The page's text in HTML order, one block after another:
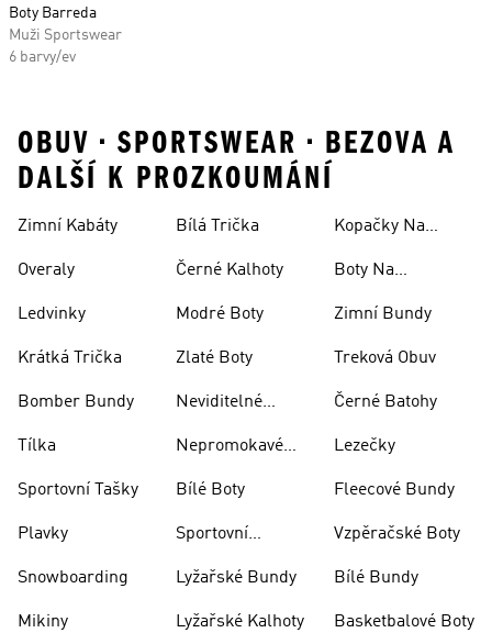
Boty Barreda
Muži Sportswear
6 barvy/ev
OBUV • SPORTSWEAR • BEZOVA A
DALŠÍ K PROZKOUMÁNÍ
Zimní Kabáty
Overaly
Ledvinky
Krátká Trička
Bomber Bundy
Tílka
Sportovní Tašky
Plavky
Snowboarding
Mikiny
Bílá Trička
Černé Kalhoty
Modré Boty
Zlaté Boty
Neviditelné
Nepromokavé
Bílé Boty
Sportovní
Lyžařské Bundy
Lyžařské Kalhoty
Kopačky Na
Boty Na
Zimní Bundy
Treková Obuv
Černé Batohy
Lezečky
Fleecové Bundy
Vzpěračské Boty
Bílé Bundy
Basketbalové Boty